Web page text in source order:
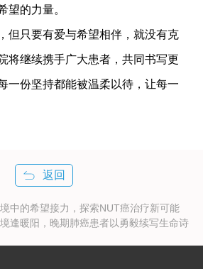
望的力量。
但只要有爱与希望相伴，就没有克
将继续携手广大患者，共同书写更
一份坚持都能被温柔以待，让每一
返回
中的希望接力，探索NUT癌治疗新可能
逢暖阳，晚期肺癌患者以勇毅续写生命诗